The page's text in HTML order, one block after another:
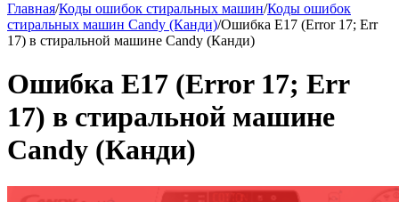
Главная/Коды ошибок стиральных машин/Коды ошибок
стиральных машин Candy (Канди)/Ошибка Е17 (Error 17; Err
17) в стиральной машине Candy (Канди)
Ошибка Е17 (Error 17; Err
17) в стиральной машине
Candy (Канди)